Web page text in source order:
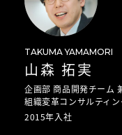
TAKUMA YAMAMORI
山森 拓実
企画部 商品開発チーム
組織変革コンサルティ
2015年入社